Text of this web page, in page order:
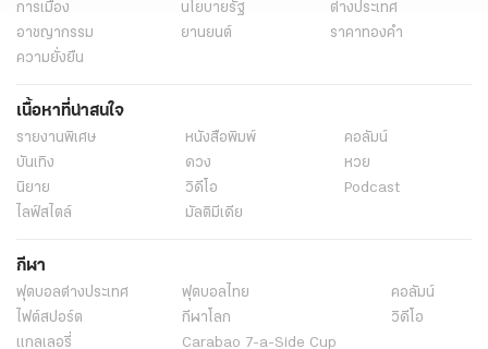
การเมือง
นโยบายรัฐ
ต่างประเทศ
อาชญากรรม
ยานยนต์
ราคาทองคำ
ความยั่งยืน
เนื้อหาที่น่าสนใจ
รายงานพิเศษ หนังสือพิมพ์
คอลัมน์
บันเทิง
ดวง
หวย
นิยาย
วิดีโอ
Podcast
ไลฟ์สไตล์
มัลติมีเดีย
กีฬา
ฟุตบอลต่่างประเทศ ฟุตบอลไทย
คอลัมน์
ไฟต์สปอร์ต
กีฬาโลก
วิดีโอ
แกลเลอรี่
Carabao 7-a-Side Cup